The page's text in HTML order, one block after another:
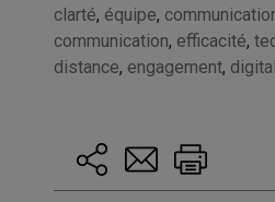
clarté, équipe,
communication, efficacité,
distance, engagement, digital